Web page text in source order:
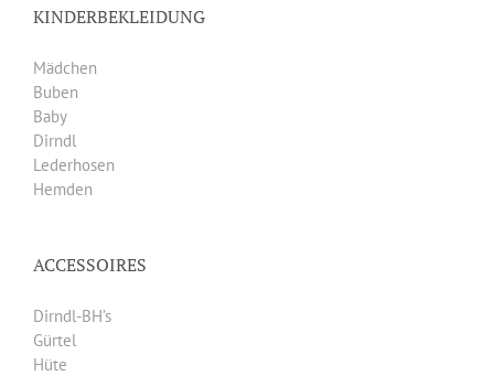
KINDERBEKLEIDUNG
Mädchen
Buben
Baby
Dirndl
Lederhosen
Hemden
ACCESSOIRES
Dirndl-BH’s
Gürtel
Hüte